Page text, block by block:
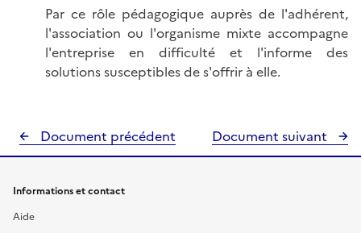
Par ce rôle pédagogique auprès de l'adhérent,
l'association ou l'organisme mixte accompagne
l'entreprise en difficulté et l'informe des
solutions susceptibles de s'offrir à elle.
Document précédent Document suivant
Informations et contact
Aide